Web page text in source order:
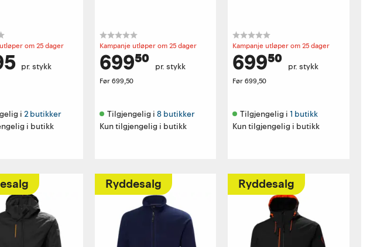
om 25 dager
pr. stykk
i 2 butikker
i butikk
Kampanje utløper om 25 dager
699⁵⁰ pr. stykk
Før699,50
Tilgjengelig i 8 butikker
Kun tilgjengelig i butikk
Kampanje utløper om 25 dager
699⁵⁰ pr. stykk
Før 699,50
Tilgjengelig i 1 butikk
Kun tilgjengelig i butikk
Ryddesalg Ryddesalg